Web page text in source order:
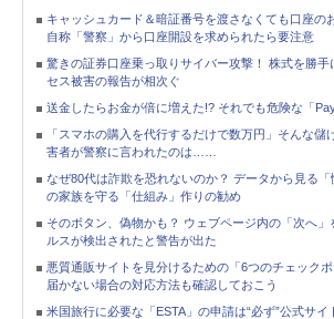
キャッシュカード＆暗証番号を渡さなくても口座の
自称「警察」から口座開設を求められたら要注意
驚きの証券口座乗っ取りサイバー攻撃！ 株式を勝手
セス被害の報告が相次ぐ
送金したらお金が倍に増えた!? それでも危険な「
「スマホの購入を代行するだけで数万円」そんな儲
害者が警察に言われたのは……
なぜ80代は詐欺を恐れないのか？ データから見る
の家族を守る「仕組み」作りの勧め
そのボタン、偽物かも？ ウェブページ内の「次へ」
ルスが検出されたと警告が出た
悪質通販サイトを見分けるための「6つのチェック
届かない場合の対応方法も確認しておこう
米国旅行に必要な「ESTA」の申請は“必ず”公式サ